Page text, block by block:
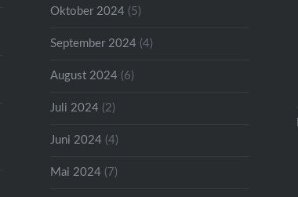
Oktober 2024 (5)
September 2024 (4)
August 2024 (6)
Juli 2024 (2)
Juni 2024 (4)
Mai 2024 (7)